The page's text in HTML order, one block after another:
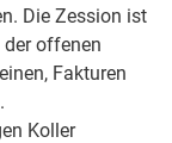
Die Zession ist
offenen
Fakturen
Koller